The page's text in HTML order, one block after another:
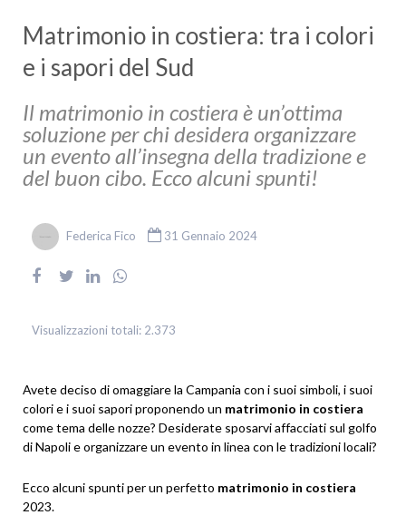
Matrimonio in costiera: tra i colori
e i sapori del Sud
Il matrimonio in costiera è un’ottima
soluzione per chi desidera organizzare
un evento all’insegna della tradizione e
del buon cibo. Ecco alcuni spunti!
Federica Fico 31 Gennaio 2024
Visualizzazioni totali: 2.373
Avete deciso di omaggiare la Campania con i suoi simboli, i suoi
colori e i suoi sapori proponendo un matrimonio in costiera
come tema delle nozze? Desiderate sposarvi affacciati sul golfo
di Napoli e organizzare un evento in linea con le tradizioni locali?
Ecco alcuni spunti per un perfetto matrimonio in costiera
2023.